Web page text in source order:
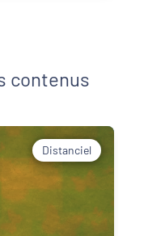
contenus
Distanciel